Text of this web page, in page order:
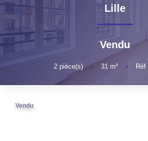
LOUER
VENDRE
GESTION
Lille
Vendu
2 pièce(s) • 31 m² • Réf
Vendu